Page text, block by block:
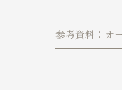
参考資料：オ